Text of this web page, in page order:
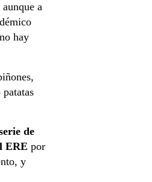
aunque a
hay
de
ERE por
y